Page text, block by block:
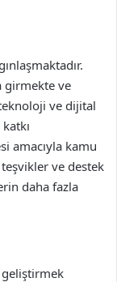
girmekte ve
ve dijital
amacıyla kamu
ve destek
daha fazla
geliştirmek